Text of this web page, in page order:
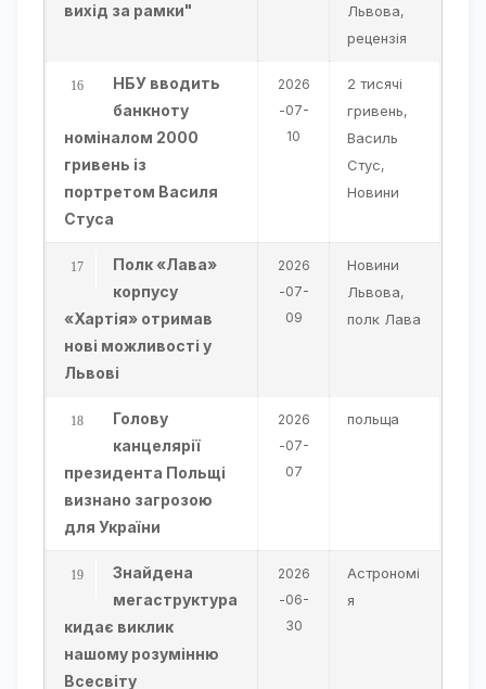
вихід за рамки"
Львова,
рецензія
НБУ вводить
банкноту
номіналом 2000
гривень із
портретом Василя
Стуса
2026
-07-
10
2 тисячі
гривень,
Василь
Стус,
Новини
Полк «Лава»
корпусу
«Хартія» отримав
нові можливості у
Львові
2026
-07-
09
Новини
Львова,
полк Лава
Голову
канцелярії
президента Польщі
визнано загрозою
для України
2026
-07-
07
польща
Знайдена
мегаструктура
кидає виклик
нашому розумінню
Всесвіту
2026
-06-
30
Астрономі
я